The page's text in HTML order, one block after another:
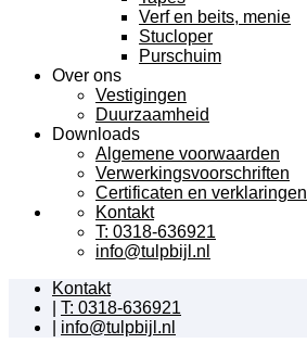
Verf en beits, menie
Stucloper
Purschuim
Over ons
Vestigingen
Duurzaamheid
Downloads
Algemene voorwaarden
Verwerkingsvoorschriften
Certificaten en verklaringen
Kontakt
T: 0318-636921
info@tulpbijl.nl
Kontakt
T: 0318-636921
info@tulpbijl.nl